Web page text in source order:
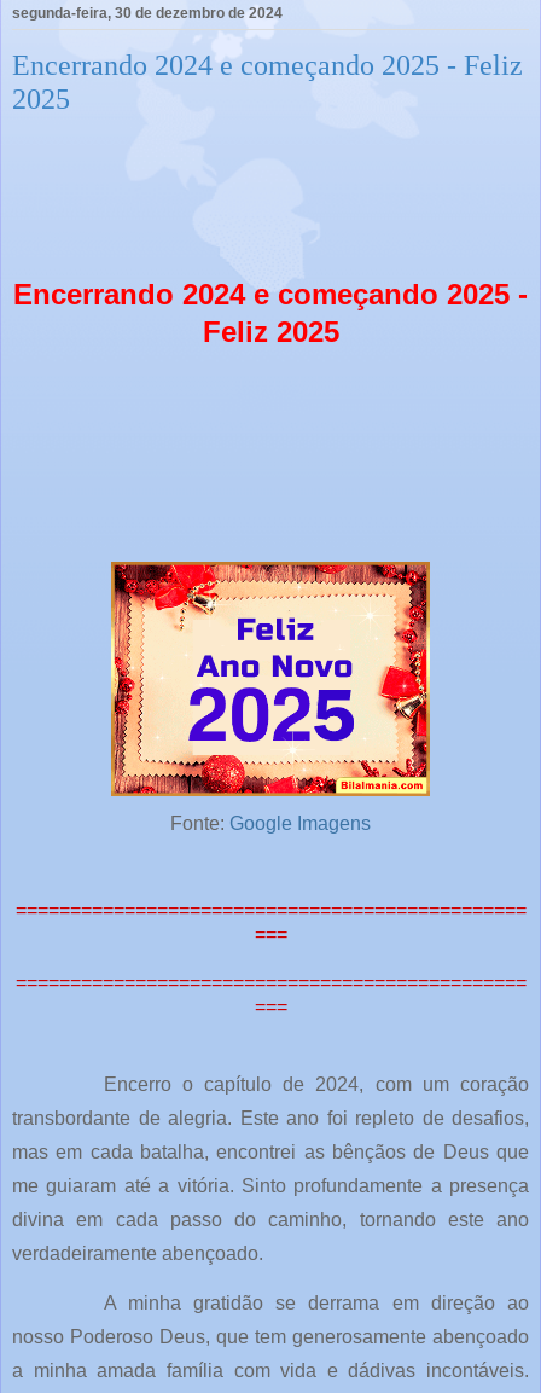
segunda-feira, 30 de dezembro de 2024
Encerrando 2024 e começando 2025 - Feliz
2025
Encerrando 2024 e começando 2025 -
Feliz 2025
Fonte: Google Imagens
===============================================
===
===============================================
===
Encerro o capítulo de 2024, com um coração
transbordante de alegria. Este ano foi repleto de desafios,
mas em cada batalha, encontrei as bênçãos de Deus que
me guiaram até a vitória. Sinto profundamente a presença
divina em cada passo do caminho, tornando este ano
verdadeiramente abençoado.
A minha gratidão se derrama em direção ao
nosso Poderoso Deus, que tem generosamente abençoado
a minha amada família com vida e dádivas incontáveis.